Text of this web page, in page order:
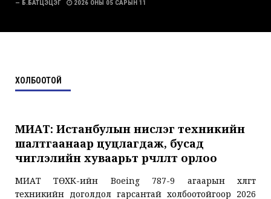
— Б.БАТЦЭЦЭГ 2026 ОНЫ 05 САРЫН 11
ХОЛБООТОЙ
МИАТ: Истанбулын нислэг техникийн
шалтгаанаар цуцлагдаж, бусад
чиглэлийн хуваарьт өөрчлөлт орлоо
МИАТ ТӨХК-ийн Boeing 787-9 агаарын хөлөгт
техникийн доголдол гарсантай холбоотойгоор 2026